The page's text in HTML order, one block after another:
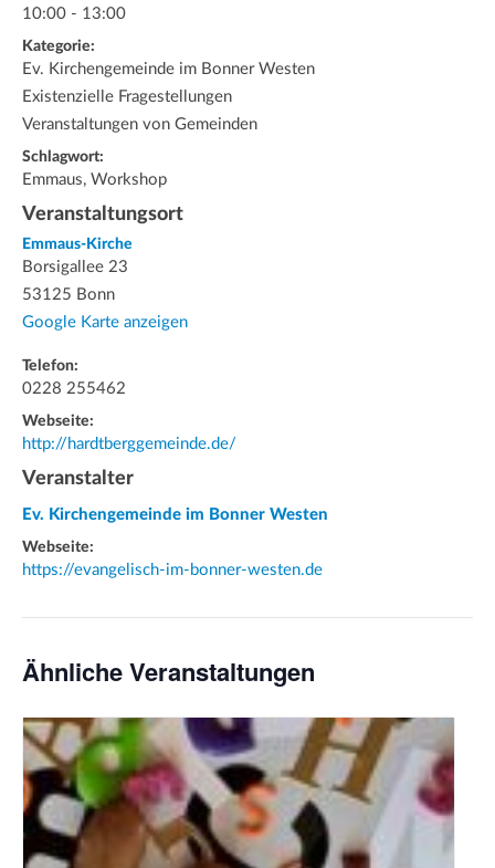
10:00 - 13:00
Kategorie:
Ev. Kirchengemeinde im Bonner Westen
Existenzielle Fragestellungen
Veranstaltungen von Gemeinden
Schlagwort:
Emmaus, Workshop
Veranstaltungsort
Emmaus-Kirche
Borsigallee 23
53125 Bonn
Google Karte anzeigen
Telefon:
0228 255462
Webseite:
http://hardtberggemeinde.de/
Veranstalter
Ev. Kirchengemeinde im Bonner Westen
Webseite:
https://evangelisch-im-bonner-westen.de
Ähnliche Veranstaltungen